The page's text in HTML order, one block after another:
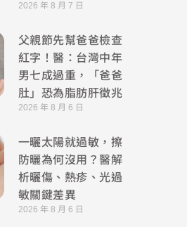
2026 年 8 月 7 日
父親節先幫爸爸檢查
紅字！醫：台灣中年
男七成過重，「爸爸
肚」恐為脂肪肝徵兆
2026 年 8 月 6 日
一曬太陽就過敏，擦
防曬為何沒用？醫解
析曬傷、熱疹、光過
敏關鍵差異
2026 年 8 月 6 日